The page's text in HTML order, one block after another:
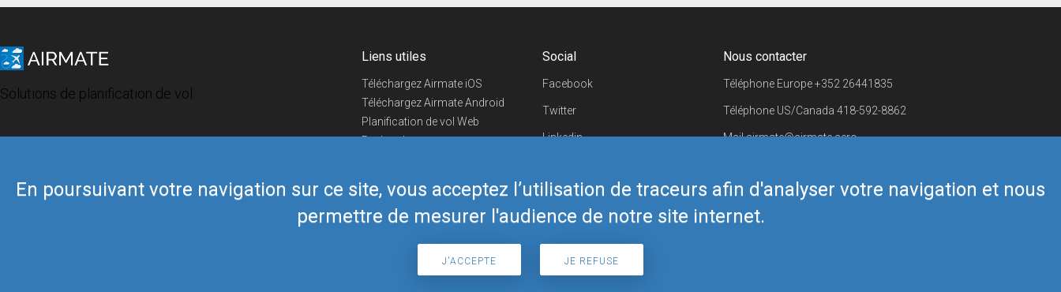
En poursuivant votre navigation sur ce site, vous acceptez l’utilisation de traceurs afin d'analyser votre navigation et nous
permettre de mesurer l'audience de notre site internet.
J'ACCEPTE JE REFUSE
Solutions de planification de vol
Liens utiles
Téléchargez Airmate iOS
Téléchargez Airmate Android
Planification de vol Web
Recherche
Boutique Airmate
Social
Facebook
Twitter
Linkedin
Telegram
Nous contacter
Téléphone Europe+352 26441835
Téléphone US/Canada 418-592-8862
Mailairmate@airmate.aero